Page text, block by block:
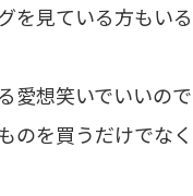
を見ている方もい
愛想笑いでいいの
のを買うだけでな